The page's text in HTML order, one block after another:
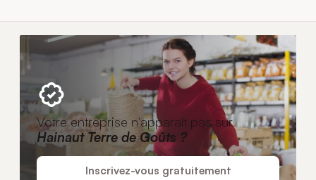
Votre entreprise n'apparaît pas sur
Hainaut Terre de Goûts ?
Inscrivez-vous gratuitement